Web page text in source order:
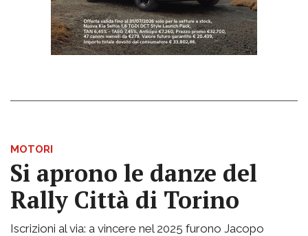
MOTORI
Si aprono le danze del
Rally Città di Torino
Iscrizioni al via: a vincere nel 2025 furono Jacopo